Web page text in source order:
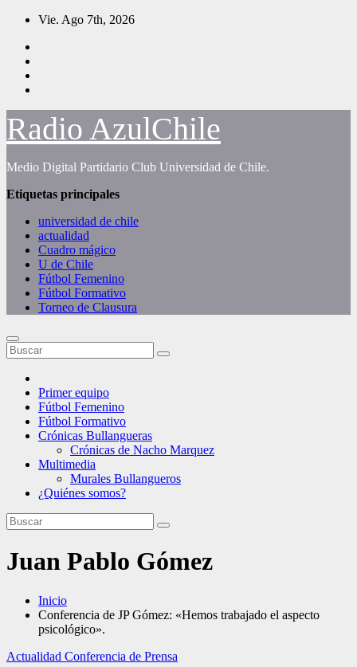
Saltar
contenido
Vie. Ago 7th, 2026
Radio AzulChile
Medio Digital Partidario Club Universidad de Chile.
Etiquetas principales
universidad de chile
actualidad
Cuadro mágico
U de Chile
Fútbol Femenino
Fútbol Formativo
Torneo de Clausura
Primer equipo
Fútbol Femenino
Fútbol Formativo
Crónicas Bullangueras
Crónicas de Nacho Marquez
Multimedia
Murales Bullangueros
¿Quiénes somos?
Juan Pablo Gómez
Inicio
Conferencia de JP Gómez: «Hemos trabajado el aspecto
psicológico».
Actualidad Conferencia de Prensa